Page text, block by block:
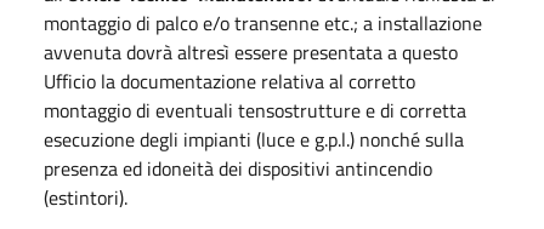
montaggio di palco e/o transenne etc.; a installazione
avvenuta dovrà altresì essere presentata a questo
Ufficio la documentazione relativa al corretto
montaggio di eventuali tensostrutture e di corretta
esecuzione degli impianti (luce e g.p.l.) nonché sulla
presenza ed idoneità dei dispositivi antincendio
(estintori).